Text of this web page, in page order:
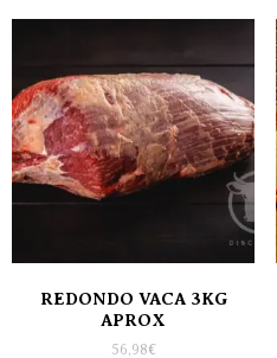
REDONDO VACA 3KG
APROX
56,98€